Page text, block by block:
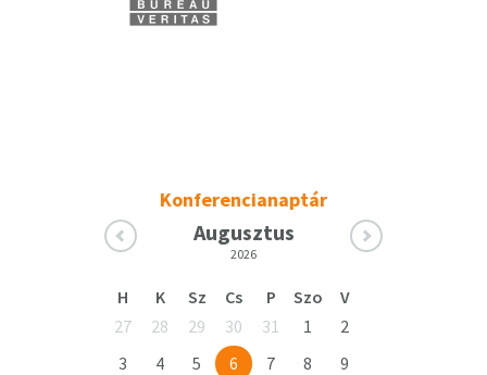
Konferencianaptár
Augusztus
2026
H K Sz Cs P Szo
V
27
28 29 30 31 1
2
3
4 5 6 7 8
9